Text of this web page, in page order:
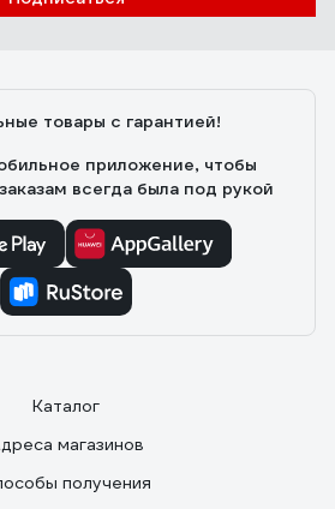
товары с гарантией!
приложение, чтобы
всегда была под рукой
Каталог
магазинов
получения